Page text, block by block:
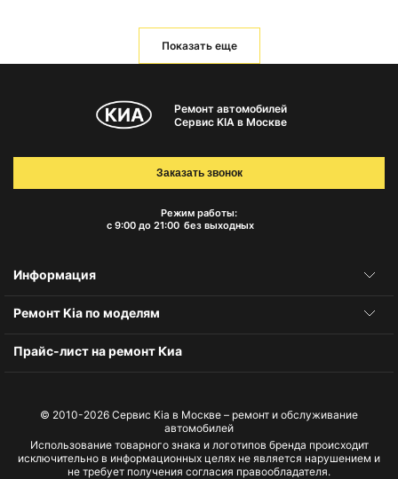
Показать еще
Ремонт автомобилей
Сервис KIA в Москве
Режим работы:
с 9:00 до 21:00 без выходных
Заказать звонок
Информация
Ремонт Kia по моделям
Прайс-лист на ремонт Киа
© 2010-2026 Сервис Kia в Москве – ремонт и обслуживание
автомобилей
Использование товарного знака и логотипов бренда происходит
исключительно в информационных целях не является нарушением и
не требует получения согласия правообладателя.